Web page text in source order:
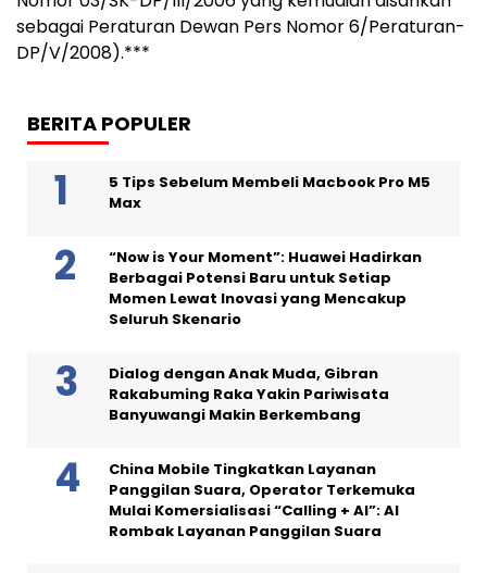
sebagai Peraturan Dewan Pers Nomor 6/Peraturan-
DP/V/2008).***
BERITA POPULER
5 Tips Sebelum Membeli Macbook Pro M5
Max
“Now is Your Moment”: Huawei Hadirkan
Berbagai Potensi Baru untuk Setiap
Momen Lewat Inovasi yang Mencakup
Seluruh Skenario
Dialog dengan Anak Muda, Gibran
Rakabuming Raka Yakin Pariwisata
Banyuwangi Makin Berkembang
China Mobile Tingkatkan Layanan
Panggilan Suara, Operator Terkemuka
Mulai Komersialisasi “Calling + AI”: AI
Rombak Layanan Panggilan Suara